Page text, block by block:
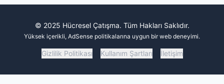
© 2025 Hücresel Çatışma. Tüm Hakları Saklıdır.
Yüksek içerikli, AdSense politikalarına uygun bir web deneyimi.
Gizlilik Politikası Kullanım Şartları İletişim